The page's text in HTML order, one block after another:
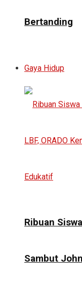
Bertanding
Gaya Hidup
Ribuan
Sambut